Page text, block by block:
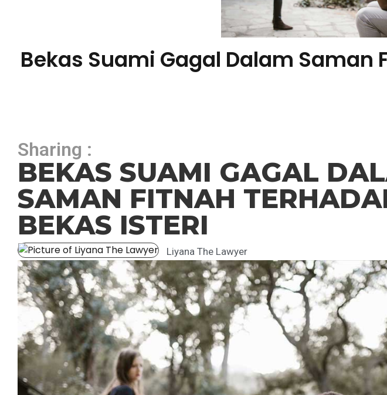
Bekas Suami Gagal Dalam Saman
Sharing :
BEKAS SUAMI GAGAL
SAMAN FITNAH
BEKAS ISTERI
Liyana The Lawyer